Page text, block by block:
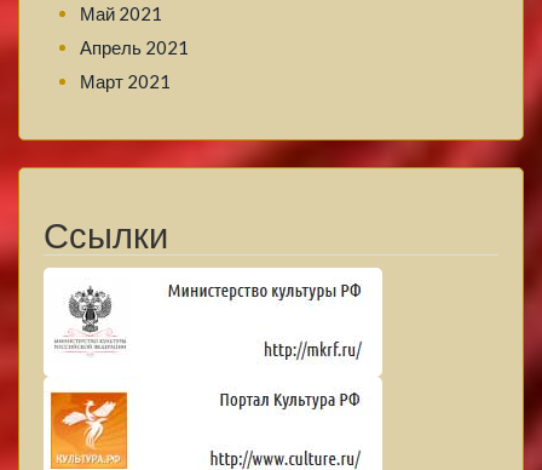
Май 2021
Апрель 2021
Март 2021
Ссылки